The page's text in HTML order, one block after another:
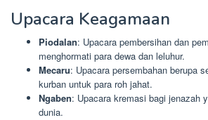
Upacara Keagamaan
Piodalan: Upacara pembersihan dan
menghormati para dewa dan leluhur.
Mecaru: Upacara persembahan berupa
kurban untuk para roh jahat.
Ngaben: Upacara kremasi bagi jenazah
dunia.